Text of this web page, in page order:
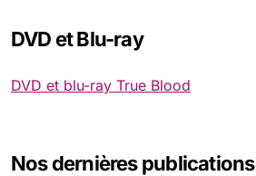
DVD et Blu-ray
DVD et blu-ray True Blood
Nos dernières publications